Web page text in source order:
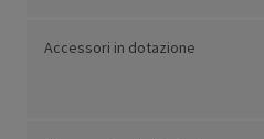
Accessori in dotazione